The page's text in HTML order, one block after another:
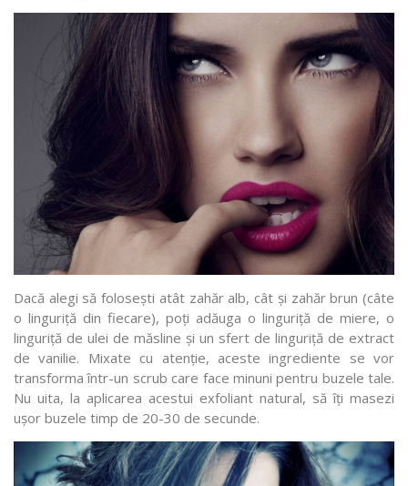
Dacă alegi să folosești atât zahăr alb, cât și zahăr brun (câte
o linguriță din fiecare), poți adăuga o linguriță de miere, o
linguriță de ulei de măsline și un sfert de linguriță de extract
de vanilie. Mixate cu atenție, aceste ingrediente se vor
transforma într-un scrub care face minuni pentru buzele tale.
Nu uita, la aplicarea acestui exfoliant natural, să îți masezi
ușor buzele timp de 20-30 de secunde.